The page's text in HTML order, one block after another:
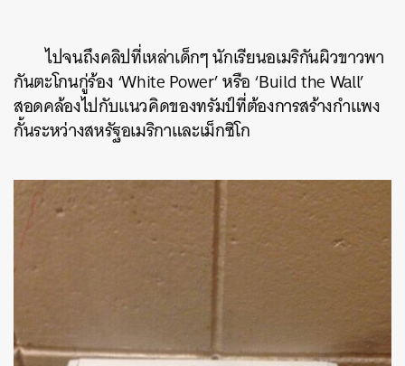
ไปจนถึงคลิปที่เหล่าเด็กๆ นักเรียนอเมริกันผิวขาวพา
กันตะโกนกู่ร้อง ‘White Power’ หรือ ‘Build the Wall’
สอดคล้องไปกับแนวคิดของทรัมป์ที่ต้องการสร้างกำแพง
กั้นระหว่างสหรัฐอเมริกาและเม็กซิโก